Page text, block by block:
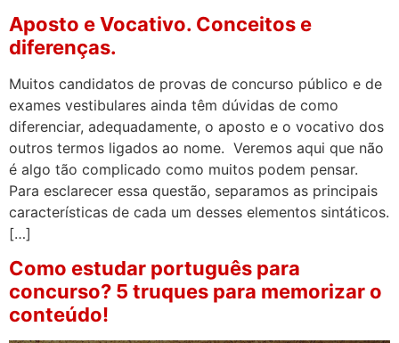
Aposto e Vocativo. Conceitos e
diferenças.
Muitos candidatos de provas de concurso público e de
exames vestibulares ainda têm dúvidas de como
diferenciar, adequadamente, o aposto e o vocativo dos
outros termos ligados ao nome. Veremos aqui que não
é algo tão complicado como muitos podem pensar.
Para esclarecer essa questão, separamos as principais
características de cada um desses elementos sintáticos.
[…]
Como estudar português para
concurso? 5 truques para memorizar o
conteúdo!